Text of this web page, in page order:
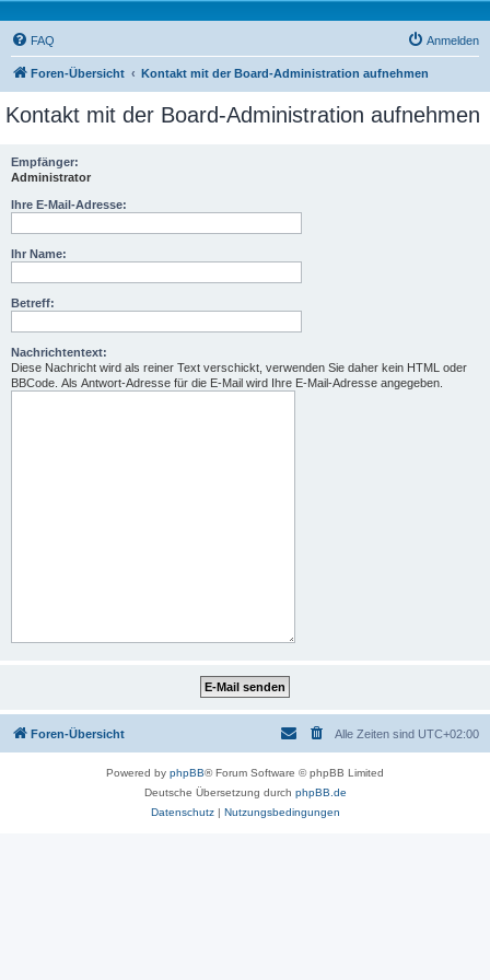
FAQ Anmelden
Foren-Übersicht Kontakt mit der Board-Administration aufnehmen
Kontakt mit der Board-Administration aufnehmen
Empfänger:
Administrator
Ihre E-Mail-Adresse:
Ihr Name:
Betreff:
Nachrichtentext:
Diese Nachricht wird als reiner Text verschickt, verwenden Sie daher kein HTML oder
BBCode. Als Antwort-Adresse für die E-Mail wird Ihre E-Mail-Adresse angegeben.
Foren-Übersicht Alle Zeiten sind UTC+02:00
Powered by phpBB® Forum Software © phpBB Limited
Deutsche Übersetzung durch phpBB.de
Datenschutz| Nutzungsbedingungen